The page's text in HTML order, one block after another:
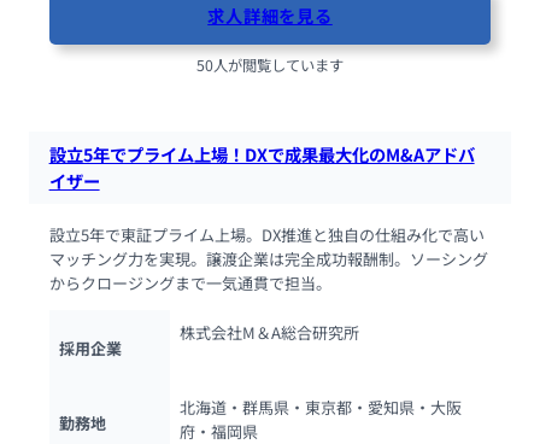
求人詳細を見る
50人が閲覧しています
設立5年でプライム上場！DXで成果最大化のM&Aアドバ
イザー
設立5年で東証プライム上場。DX推進と独自の仕組み化で高い
マッチング力を実現。譲渡企業は完全成功報酬制。ソーシング
からクロージングまで一気通貫で担当。
採用企業
株式会社M＆A総合研究所
勤務地
北海道・群馬県・東京都・愛知県・大阪
府・福岡県